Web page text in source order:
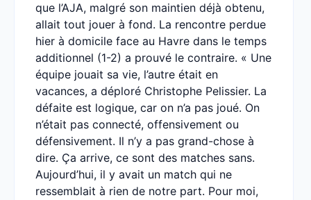
que l’AJA, malgré son maintien déjà obtenu,
allait tout jouer à fond. La rencontre perdue
hier à domicile face au Havre dans le temps
additionnel (1-2) a prouvé le contraire. « Une
équipe jouait sa vie, l’autre était en
vacances, a déploré Christophe Pelissier. La
défaite est logique, car on n’a pas joué. On
n’était pas connecté, offensivement ou
défensivement. Il n’y a pas grand-chose à
dire. Ça arrive, ce sont des matches sans.
Aujourd’hui, il y avait un match qui ne
ressemblait à rien de notre part. Pour moi,